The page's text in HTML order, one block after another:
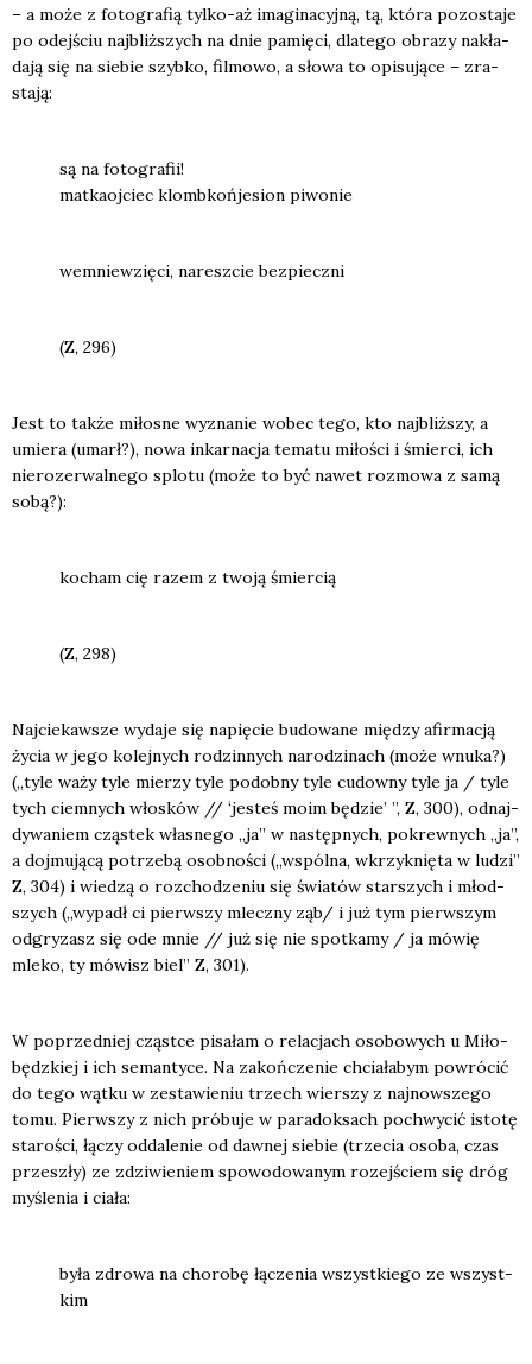
– a może z foto­gra­fią tyl­ko-aż ima­gi­na­cyj­ną, tą, któ­ra pozo­sta­je
po odej­ściu naj­bliż­szych na dnie pamię­ci, dla­te­go obra­zy nakła­
da­ją się na sie­bie szyb­ko, fil­mo­wo, a sło­wa to opi­su­ją­ce – zra­
sta­ją:
są na foto­gra­fii!
mat­ka­oj­ciec klomb­koń­je­sion piwo­nie
wemniew­zię­ci, naresz­cie bez­piecz­ni
(Z, 296)
Jest to tak­że miło­sne wyzna­nie wobec tego, kto naj­bliż­szy, a
umie­ra (umarł?), nowa inkar­na­cja tema­tu miło­ści i śmier­ci, ich
nie­ro­ze­rwal­ne­go splo­tu (może to być nawet roz­mo­wa z samą
sobą?):
kocham cię razem z two­ją śmier­cią
(Z, 298)
Naj­cie­kaw­sze wyda­je się napię­cie budo­wa­ne mię­dzy afir­ma­cją
życia w jego kolej­nych rodzin­nych naro­dzi­nach (może wnu­ka?)
(„tyle waży tyle mie­rzy tyle podob­ny tyle cudow­ny tyle ja / tyle
tych ciem­nych wło­sków // ‘jesteś moim będzie’ ”, Z, 300), odnaj­
dy­wa­niem czą­stek wła­sne­go „ja” w następ­nych, pokrew­nych „ja”,
a doj­mu­ją­cą potrze­bą osob­no­ści („wspól­na, wkrzyk­nię­ta w ludzi”
Z, 304) i wie­dzą o roz­cho­dze­niu się świa­tów star­szych i młod­
szych („wypadł ci pierw­szy mlecz­ny ząb/ i już tym pierw­szym
odgry­zasz się ode mnie // już się nie spo­tka­my / ja mówię
mle­ko, ty mówisz biel” Z, 301).
W poprzed­niej czą­st­ce pisa­łam o rela­cjach oso­bo­wych u Miło­
będz­kiej i ich seman­ty­ce. Na zakoń­cze­nie chcia­ła­bym powró­cić
do tego wąt­ku w zesta­wie­niu trzech wier­szy z naj­now­sze­go
tomu. Pierw­szy z nich pró­bu­je w para­dok­sach pochwy­cić isto­tę
sta­ro­ści, łączy odda­le­nie od daw­nej sie­bie (trze­cia oso­ba, czas
prze­szły) ze zdzi­wie­niem spo­wo­do­wa­nym rozej­ściem się dróg
myśle­nia i cia­ła:
była zdro­wa na cho­ro­bę łącze­nia wszyst­kie­go ze wszyst­
kim